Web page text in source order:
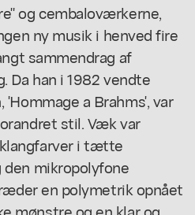
og cembaloværkerne,
ny musik i henved fire
sammendrag af
Da han i 1982 vendte
a Brahms', var
stil. Væk var
i tætte
mikropolyfone
en polymetrik opnået
mønstre og en klar og